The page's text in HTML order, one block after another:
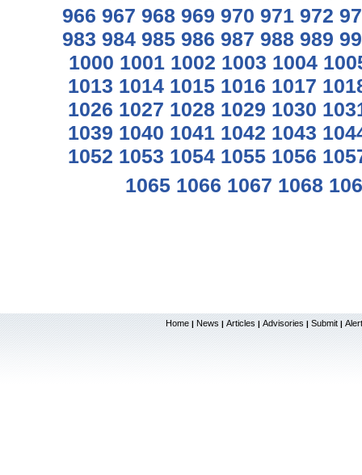
966 967 968 969 970 971 972
983 984 985 986 987 988 989
1000 1001 1002 1003 1004
1013 1014 1015 1016 1017
1026 1027 1028 1029 1030
1039 1040 1041 1042 1043
1052 1053 1054 1055 1056
1065 1066 1067 1068
Home | News | Articles | Advisories | Submit |